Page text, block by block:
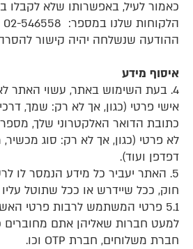
כאמור לעיל, באפשרותו שלא לקבלו
ההודעה שנשלחה יהיה קישור
איסוף מידע
4. בעת השימוש באתר, עשוי האתר
אישי פרטי (כגון, אך לא רק: שמך,
כתובת הדואר האלקטרוני שלך, מספר
לא פרטי (כגון, אך לא רק: סוג
דפדפן ועוד).
5. האתר יעביר כל מידע הנמסר לו
חוק, ככל שיידרש או ככל שתוטל עליו
5.1 פרטי המשתמש לרבות פרטי
למעט חברות שאליהן אתם מחוברים
חברת משלוחים, חברת OTP וכו.